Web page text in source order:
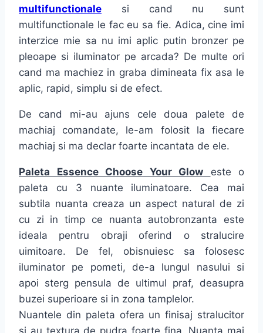
multifunctionale si cand nu sunt
multifunctionale le fac eu sa fie. Adica, cine imi
interzice mie sa nu imi aplic putin bronzer pe
pleoape si iluminator pe arcada? De multe ori
cand ma machiez in graba dimineata fix asa le
aplic, rapid, simplu si de efect.
De cand mi-au ajuns cele doua palete de
machiaj comandate, le-am folosit la fiecare
machiaj si ma declar foarte incantata de ele.
Paleta Essence Choose Your Glow
este o
paleta cu 3 nuante iluminatoare. Cea mai
subtila nuanta creaza un aspect natural de zi
cu zi in timp ce nuanta autobronzanta este
ideala pentru obraji oferind o stralucire
uimitoare. De fel, obisnuiesc sa folosesc
iluminator pe pometi, de-a lungul nasului si
apoi sterg pensula de ultimul praf, deasupra
buzei superioare si in zona tamplelor.
Nuantele din paleta ofera un finisaj stralucitor